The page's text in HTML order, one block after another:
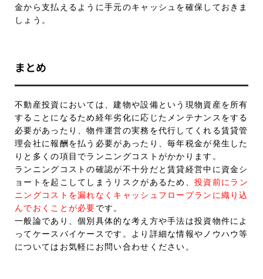
金から支払えるように手元のキャッシュを確保しておきま
しょう。
まとめ
不動産投資においては、建物や設備という現物資産を所有
することになるため経年劣化に応じたメンテナンスをする
必要があったり、物件運営の実務を代行してくれる賃貸管
理会社に報酬を払う必要があったり、毎年税金が発生した
りと多くの項目でランニングコストがかかります。
ランニングコストの確認が不十分だと賃貸経営中に資金シ
ョートを起こしてしまうリスクがあるため、投資前にラン
ニングコストを漏れなくキャッシュフロープランに織り込
んでおくことが必要です。
一般論であり、個別具体的な考え方や手法は投資物件によ
ってケースバイケースです。より詳細な情報やノウハウ等
についてはお気軽にお問い合わせください。